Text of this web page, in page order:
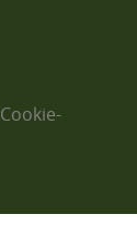
Cookie-